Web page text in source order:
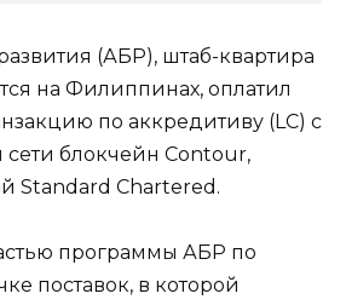
(АБР), штаб-квартира
на Филиппинах, оплатил
по аккредитиву (LC) с
блокчейн Contour,
Standard Chartered.
программы АБР по
поставок, в которой